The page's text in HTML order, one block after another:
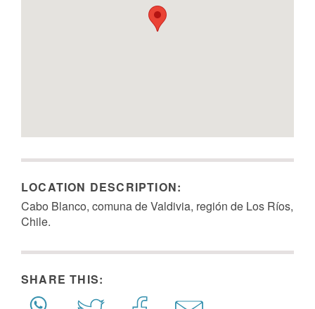
LOCATION DESCRIPTION:
Cabo Blanco, comuna de Valdivia, región de Los Ríos,
Chile.
SHARE THIS: